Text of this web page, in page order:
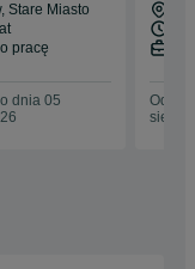
, Stare Miasto
pracę
dnia 05